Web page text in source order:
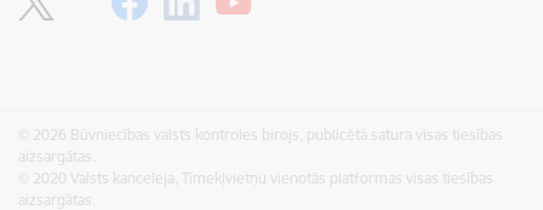
© 2026 Būvniecības valsts kontroles birojs, publicētā satura visas tiesības
aizsargātas.
© 2020 Valsts kanceleja, Tīmekļvietņu vienotās platformas visas tiesības
aizsargātas.